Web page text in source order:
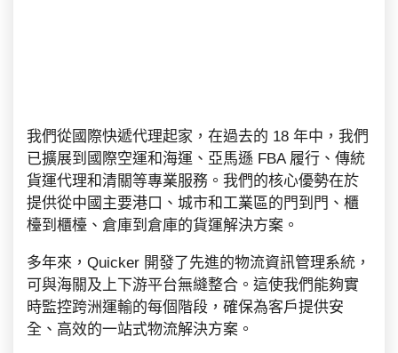
我們從國際快遞代理起家，在過去的 18 年中，我們
已擴展到國際空運和海運、亞馬遜 FBA 履行、傳統
貨運代理和清關等專業服務。我們的核心優勢在於
提供從中國主要港口、城市和工業區的門到門、櫃
檯到櫃檯、倉庫到倉庫的貨運解決方案。
多年來，Quicker 開發了先進的物流資訊管理系統，
可與海關及上下游平台無縫整合。這使我們能夠實
時監控跨洲運輸的每個階段，確保為客戶提供安
全、高效的一站式物流解決方案。